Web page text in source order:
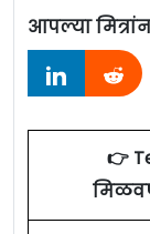
आपल्या
👉